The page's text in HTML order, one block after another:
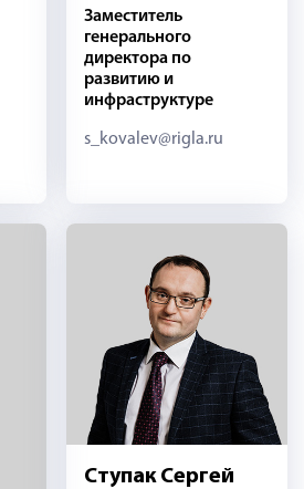
Заместитель
генерального
директора по
развитию и
инфраструктуре
s_kovalev@rigla.ru
Ступак Сергей